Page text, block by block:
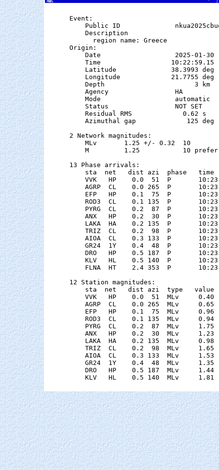
Event:
Public ID
    Description
      region name: Greece
Origin:
    Date                   2025-01-30
Time                  10:22:59.15
Latitude              38.3993 deg
Longitude             21.7755 deg
Depth                       3 km
    Agency                 HA
    Mode                   automatic
    Status                 NOT SET
    Residual RMS             0.62 s
    Azimuthal gap             125 deg
2 Network magnitudes:
MLv       1.25 +/- 0.32
M         1.25           10
13 Phase arrivals:
sta  net   dist azi  phase   time
VVK   HP    0.0  51  P
AGRP  CL    0.0 265  P
EFP   HP    0.1  75  P
ROD3  CL    0.1 135  P
PYRG  CL    0.2  87  P
ANX   HP    0.2  30  P
LAKA  HA    0.2 135  P
TRIZ  CL    0.2  98  P
AIOA  CL    0.3 133  P
GR24  1Y    0.4  48  P
DRO   HP    0.5 187  P
KLV   HL    0.5 140  P
FLNA  HT    2.4 353  P
12 Station magnitudes:
sta  net   dist azi  type   value
VVK   HP    0.0  51  MLv
AGRP  CL    0.0 265  MLv
EFP   HP    0.1  75  MLv
ROD3  CL    0.1 135  MLv
PYRG  CL    0.2  87  MLv
ANX   HP    0.2  30  MLv
LAKA  HA    0.2 135  MLv
TRIZ  CL    0.2  98  MLv
AIOA  CL    0.3 133  MLv
GR24  1Y    0.4  48  MLv
DRO   HP    0.5 187  MLv
KLV   HL    0.5 140  MLv